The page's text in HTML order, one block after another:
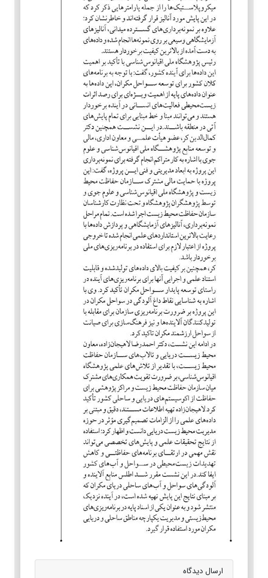
ارسال دیدگاه